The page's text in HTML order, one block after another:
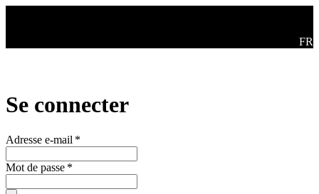
FR
Se connecter
Adresse e-mail *
Mot de passe *